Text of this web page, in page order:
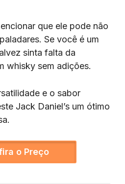
que ele pode não
Se você é um
sinta falta da
whisky sem adições.
e o sabor
Jack Daniel’s um ótimo
o Preço